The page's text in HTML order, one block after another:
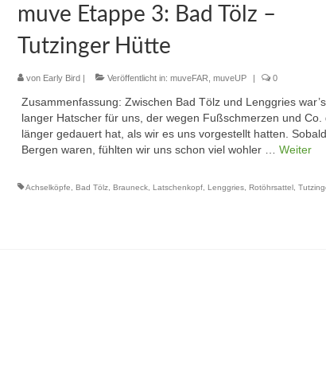
muve Etappe 3: Bad Tölz –
Tutzinger Hütte
von Early Bird| Veröffentlicht in: muveFAR muveUP | 0
Zusammenfassung: Zwischen Bad Tölz und Lenggries
langer Hatscher für uns, der wegen Fußschmerzen und Co.
länger gedauert hat, als wir es uns vorgestellt hatten.
Bergen waren, fühlten wir uns schon viel wohler … Weiter
Achselköpfe Bad Tölz, Brauneck, Latschenkopf, Lenggries, Rotöhrsattel,